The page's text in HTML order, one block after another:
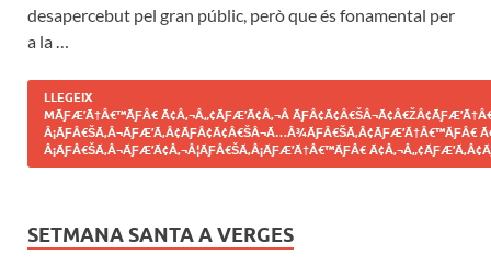
desapercebut pel gran públic, però que és fonamental per
a la …
LLEGEIX
MÃƑÆ’Ã†Â€™ÃƑÂ€ Ã¢Â‚¬Â„¢ÃƑÆ’Ã¢Â‚¬Â
Â¡ÃƑÂ€ŠÃ‚Â¬ÃƑÆ’Ã‚Â¢ÃƑÂ¢Ã¢Â€ŠÂ¬Ã…Â¾ÃƑÂ€ŠÃ‚Â¢ÃƑÆ’Ã†Â€™ÃƑÂ€
Â¡ÃƑÂ€ŠÃ‚Â¬ÃƑÆ’Ã¢Â‚¬Â¦ÃƑÂ€ŠÃ‚Â¡ÃƑÆ’Ã†Â€™ÃƑÂ€
SETMANA SANTA A VERGES